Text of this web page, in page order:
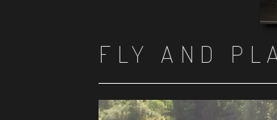
FLY AND